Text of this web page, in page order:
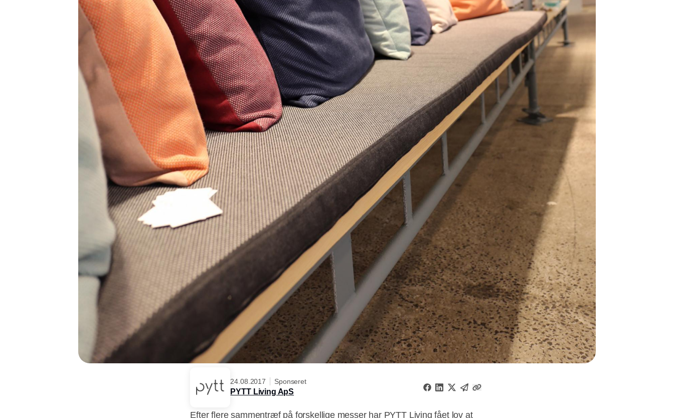
24.08.2017 Sponseret
PYTT Living ApS
Efter flere sammentræf på forskellige messer har PYTT Living fået lov at